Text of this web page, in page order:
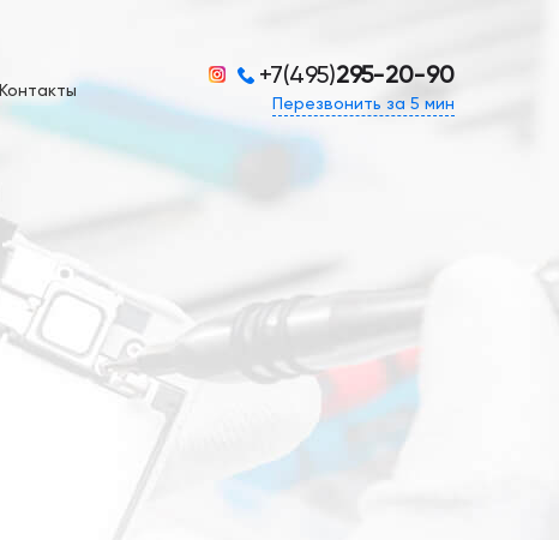
Контакты
+7(495)295-20-90
Перезвонить за 5 мин